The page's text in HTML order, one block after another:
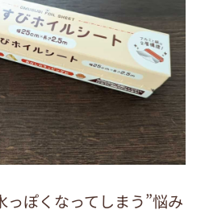
っぽくなってしまう”悩み